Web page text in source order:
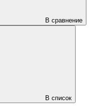
В сравнение
В список